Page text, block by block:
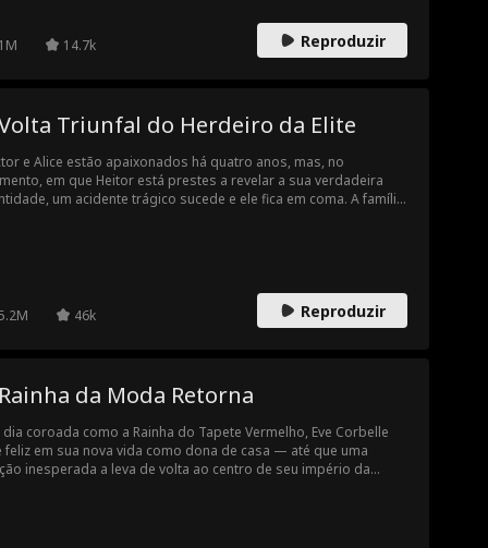
1M 14.7k Reproduzir
Triunfal do Herdeiro da Elite
e Alice estão apaixonados há quatro anos, mas, no
em que Heitor está prestes a revelar a sua verdadeira
um acidente trágico sucede e ele fica em coma. A família
decisivo, Hector rompe o silêncio e avisa o impostor: com
uma ligação telefónica, ele pode levar fazer a justiça
46k Reproduzir
da Moda Retorna
dia coroada como a Rainha do Tapete Vermelho, Eve Corbelle
feliz em sua nova vida como dona de casa — até que uma
inesperada a leva de volta ao centro de seu império da